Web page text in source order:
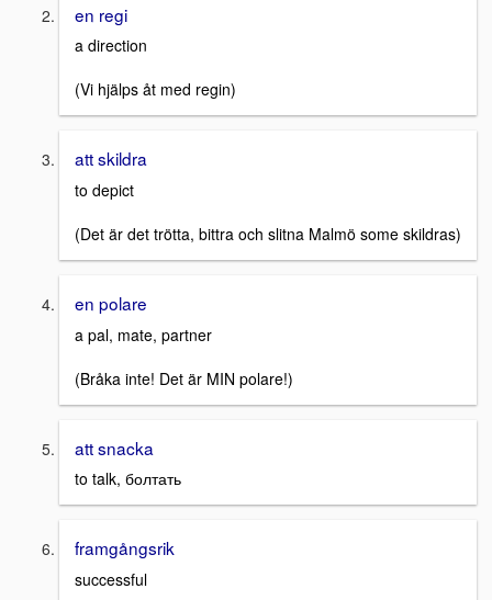
en regi
a direction
(Vi hjälps åt med regin)
att skildra
to depict
(Det är det trötta, bittra och slitna Malmö some skildras)
en polare
a pal, mate, partner
(Bråka inte! Det är MIN polare!)
att snacka
to talk, болтать
framgångsrik
successful